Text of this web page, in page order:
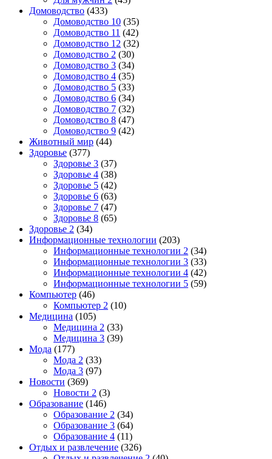
Домоводство (433)
Домоводство 10 (35)
Домоводство 11 (42)
Домоводство 12 (32)
Домоводство 2 (30)
Домоводство 3 (34)
Домоводство 4 (35)
Домоводство 5 (33)
Домоводство 6 (34)
Домоводство 7 (32)
Домоводство 8 (47)
Домоводство 9 (42)
Животный мир (44)
Здоровье (377)
Здоровье 3 (37)
Здоровье 4 (38)
Здоровье 5 (42)
Здоровье 6 (63)
Здоровье 7 (47)
Здоровье 8 (65)
Здоровье 2 (34)
Информационные технологии (203)
Информационные технологии 2 (34)
Информационные технологии 3 (33)
Информационные технологии 4 (42)
Информационные технологии 5 (59)
Компьютер (46)
Компьютер 2 (10)
Медицина (105)
Медицина 2 (33)
Медицина 3 (39)
Мода (177)
Мода 2 (33)
Мода 3 (97)
Новости (369)
Новости 2 (3)
Образование (146)
Образование 2 (34)
Образование 3 (64)
Образование 4 (11)
Отдых и развлечение (326)